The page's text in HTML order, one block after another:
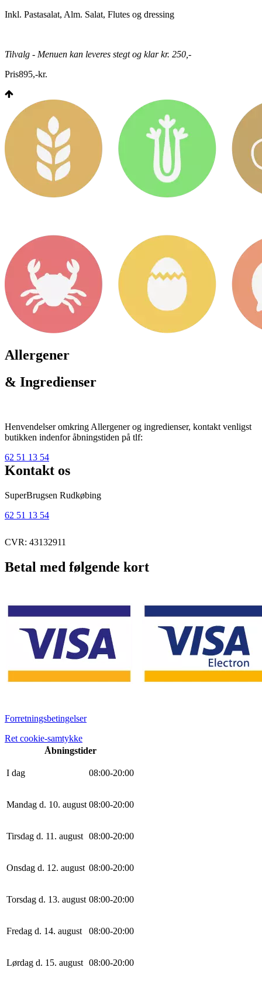
Inkl. Pastasalat, Alm. Salat, Flutes og dressing
Tilvalg - Menuen kan leveres stegt og klar kr. 250,-
Pris895,-kr.
Allergener
& Ingredienser
Henvendelser omkring Allergener og ingredienser, kontakt venligst
butikken indenfor åbningstiden på tlf:
62 51 13 54
Kontakt os
SuperBrugsen Rudkøbing
62 51 13 54
CVR: 43132911
Betal med følgende kort
Forretningsbetingelser
Ret cookie-samtykke
Åbningstider
I dag 08:00-20:00
Mandag d. 10. august 08:00-20:00
Tirsdag d. 11. august 08:00-20:00
Onsdag d. 12. august 08:00-20:00
Torsdag d. 13. august 08:00-20:00
Fredag d. 14. august 08:00-20:00
Lørdag d. 15. august 08:00-20:00